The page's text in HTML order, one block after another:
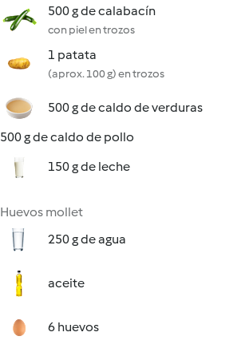
500 g de calabacín
con piel en trozos
1 patata
(aprox. 100 g) en trozos
500 g de caldo de verduras
500 g de caldo de pollo
150 g de leche
Huevos mollet
250 g de agua
aceite
6 huevos